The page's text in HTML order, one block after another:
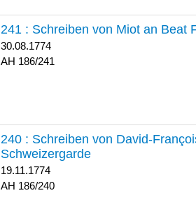
241 : Schreiben von Miot an Beat
30.08.1774
186/241
240 : Schreiben von David-
Schweizergarde
19.11.1774
186/240